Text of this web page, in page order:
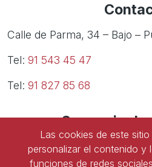
Calle de Parma, 34 – Bajo –
Tel: 91 543 45 47
Tel: 91 827 85 68
Ser socio de
Forma parte de la
las ventajas
Las cookies de este
personalizar el contenido y
funciones de redes